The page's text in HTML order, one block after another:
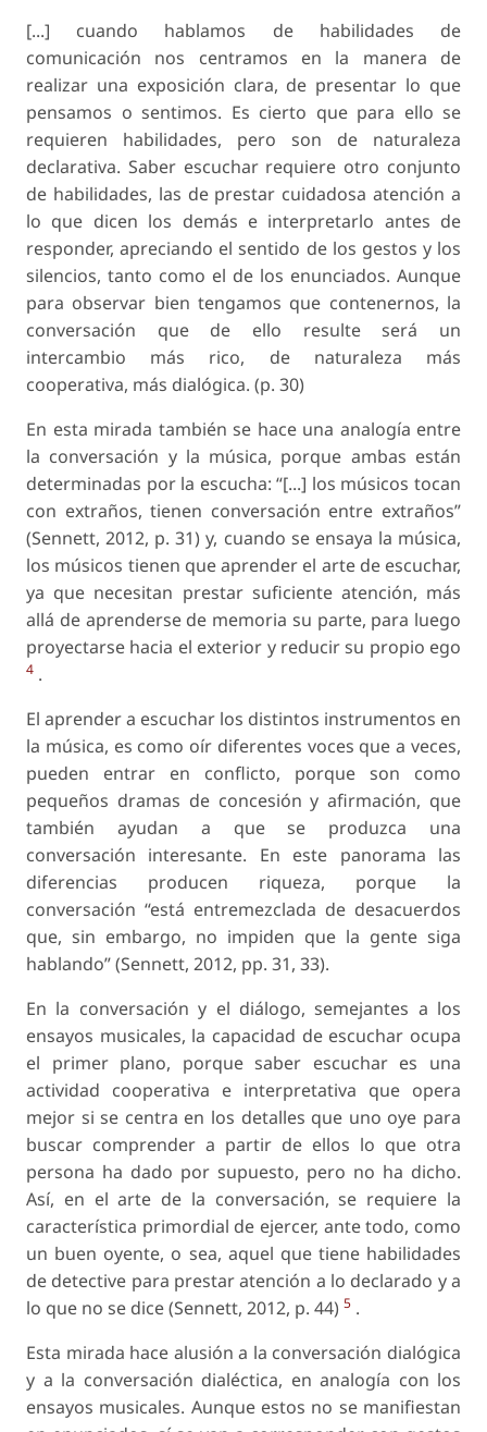
[...] cuando hablamos de habilidades de
comunicación nos centramos en la manera de
realizar una exposición clara, de presentar lo que
pensamos o sentimos. Es cierto que para ello se
requieren habilidades, pero son de naturaleza
declarativa. Saber escuchar requiere otro conjunto
de habilidades, las de prestar cuidadosa atención a
lo que dicen los demás e interpretarlo antes de
responder, apreciando el sentido de los gestos y los
silencios, tanto como el de los enunciados. Aunque
para observar bien tengamos que contenernos, la
conversación que de ello resulte será un
intercambio más rico, de naturaleza más
cooperativa, más dialógica. (p. 30)
En esta mirada también se hace una analogía entre
la conversación y la música, porque ambas están
determinadas por la escucha: “[...] los músicos tocan
con extraños, tienen conversación entre extraños”
(Sennett, 2012, p. 31) y, cuando se ensaya la música,
los músicos tienen que aprender el arte de escuchar,
ya que necesitan prestar suficiente atención, más
allá de aprenderse de memoria su parte, para luego
proyectarse hacia el exterior y reducir su propio ego
4 .
El aprender a escuchar los distintos instrumentos en
la música, es como oír diferentes voces que a veces,
pueden entrar en conflicto, porque son como
pequeños dramas de concesión y afirmación, que
también ayudan a que se produzca una
conversación interesante. En este panorama las
diferencias producen riqueza, porque la
conversación “está entremezclada de desacuerdos
que, sin embargo, no impiden que la gente siga
hablando” (Sennett, 2012, pp. 31, 33).
En la conversación y el diálogo, semejantes a los
ensayos musicales, la capacidad de escuchar ocupa
el primer plano, porque saber escuchar es una
actividad cooperativa e interpretativa que opera
mejor si se centra en los detalles que uno oye para
buscar comprender a partir de ellos lo que otra
persona ha dado por supuesto, pero no ha dicho.
Así, en el arte de la conversación, se requiere la
característica primordial de ejercer, ante todo, como
un buen oyente, o sea, aquel que tiene habilidades
de detective para prestar atención a lo declarado y a
lo que no se dice (Sennett, 2012, p. 44) 5 .
Esta mirada hace alusión a la conversación dialógica
y a la conversación dialéctica, en analogía con los
ensayos musicales. Aunque estos no se manifiestan